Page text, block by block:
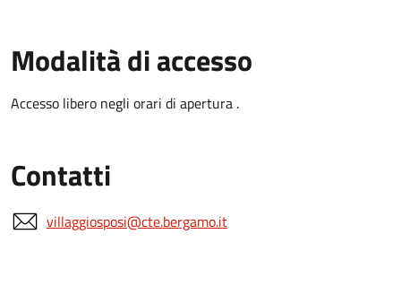
Modalità di accesso
Accesso libero negli orari di apertura .
Contatti
villaggiosposi@cte.bergamo.it